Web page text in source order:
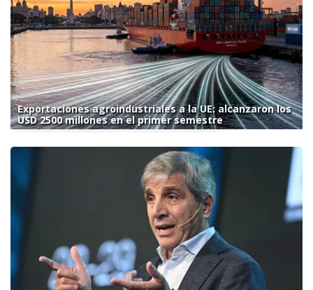
Exportaciones agroindustriales a la UE: alcanzaron los
USD 2500 millones en el primer semestre